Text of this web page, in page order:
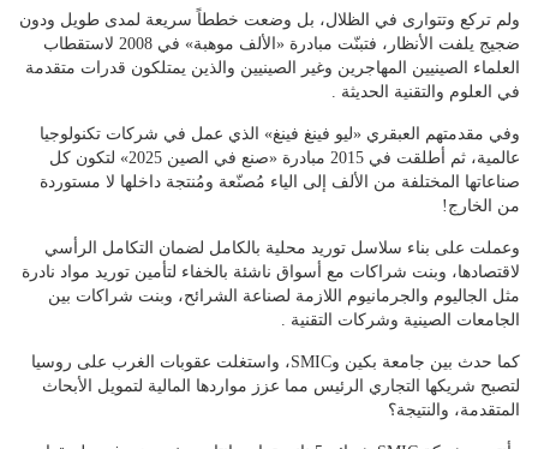
ولم تركع وتتوارى في الظلال، بل وضعت خططاً سريعة لمدى طويل ودون
ضجيج يلفت الأنظار، فتبنّت مبادرة «الألف موهبة» في 2008 لاستقطاب
العلماء الصينيين المهاجرين وغير الصينيين والذين يمتلكون قدرات متقدمة
في العلوم والتقنية الحديثة .
وفي مقدمتهم العبقري «ليو فينغ فينغ» الذي عمل في شركات تكنولوجيا
عالمية، ثم أطلقت في 2015 مبادرة «صنع في الصين 2025» لتكون كل
صناعاتها المختلفة من الألف إلى الياء مُصنّعة ومُنتجة داخلها لا مستوردة
من الخارج!
وعملت على بناء سلاسل توريد محلية بالكامل لضمان التكامل الرأسي
لاقتصادها، وبنت شراكات مع أسواق ناشئة بالخفاء لتأمين توريد مواد نادرة
مثل الجاليوم والجرمانيوم اللازمة لصناعة الشرائح، وبنت شراكات بين
الجامعات الصينية وشركات التقنية .
كما حدث بين جامعة بكين وSMIC، واستغلت عقوبات الغرب على روسيا
لتصبح شريكها التجاري الرئيس مما عزز مواردها المالية لتمويل الأبحاث
المتقدمة، والنتيجة؟